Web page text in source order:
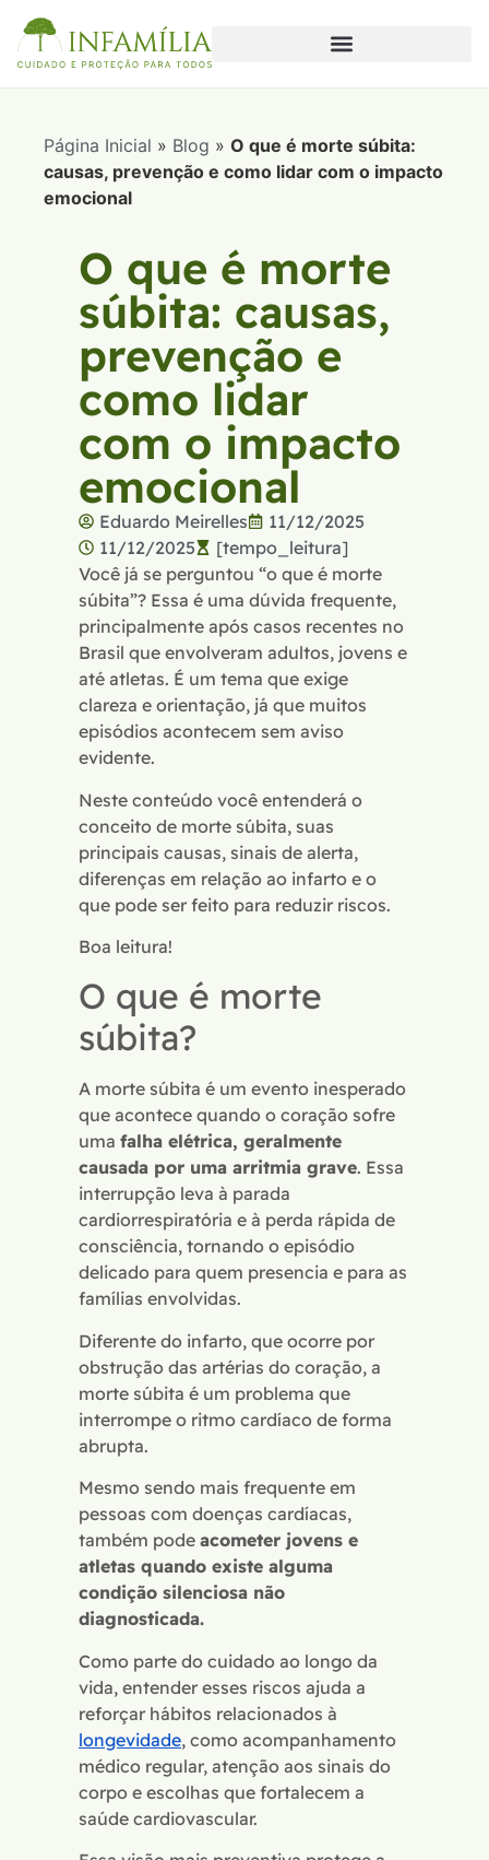
Página Inicial » Blog » O que é morte súbita:
causas, prevenção e como lidar com o impacto
emocional
O que é morte
súbita: causas,
prevenção e
como lidar
com o impacto
emocional
Eduardo Meirelles
11/12/2025
11/12/2025
[tempo_leitura]
Você já se perguntou “o que é morte
súbita”? Essa é uma dúvida frequente,
principalmente após casos recentes no
Brasil que envolveram adultos, jovens e
até atletas. É um tema que exige
clareza e orientação, já que muitos
episódios acontecem sem aviso
evidente.
Neste conteúdo você entenderá o
conceito de morte súbita, suas
principais causas, sinais de alerta,
diferenças em relação ao infarto e o
que pode ser feito para reduzir riscos.
Boa leitura!
O que é morte
súbita?
A morte súbita é um evento inesperado
que acontece quando o coração sofre
uma falha elétrica, geralmente
causada por uma arritmia grave. Essa
interrupção leva à parada
cardiorrespiratória e à perda rápida de
consciência, tornando o episódio
delicado para quem presencia e para as
famílias envolvidas.
Diferente do infarto, que ocorre por
obstrução das artérias do coração, a
morte súbita é um problema que
interrompe o ritmo cardíaco de forma
abrupta.
Mesmo sendo mais frequente em
pessoas com doenças cardíacas,
também pode acometer jovens e
atletas quando existe alguma
condição silenciosa não
diagnosticada.
Como parte do cuidado ao longo da
vida, entender esses riscos ajuda a
reforçar hábitos relacionados à
longevidade, como acompanhamento
médico regular, atenção aos sinais do
corpo e escolhas que fortalecem a
saúde cardiovascular.